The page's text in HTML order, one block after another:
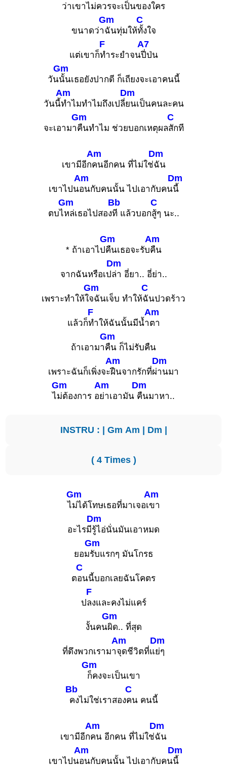
ว่าเขาไม่ควรจะเป็นของใคร
ขนาดว่า
Gm
ฉันทุ่มให้
C
ทั้งใจ
แต่เขาก็
F
ทำระยำจน
A7
ปี่ป่น
วัน
Gm
นั้นเธอยังปากดี ก็เถียงจะเอาคนนี้
วันนี้
Am
ทำไมทำไมถึงเปลี่
Dm
ยนเป็นคนละคน
จะเอามา
Gm
คืนทำไม ช่วยบอกเหตุผล
C
สักที
เขามีอีก
Am
คนอีกคน ที่ไม่ใช่
Dm
ฉัน
เขาไปน
Am
อนกับคนนั้น ไปเอากับคน
Dm
นี้
ตบไ
Gm
หล่เธอไปสอง
Bb
ที แล้วบอก
C
สู้ๆ นะ..
* ถ้าเอาไป
Gm
คืนเธอจะรับ
Am
คืน
จากฉันหรือเป
Dm
ล่า อี่ยา.. อี่ย่า..
เพราะทำให้ใ
Gm
จฉันเจ็บ ทำให้
C
ฉันปวดร้าว
แล้วก็
F
ทำให้ฉันนั้นมีน้ำ
Am
ตา
ถ้าเอามา
Gm
คืน ก็ไม่รับคืน
เพราะฉันก็เพิ่งจะ
Am
ฝืนจากรักที่ผ่
Dm
านมา
ไ
Gm
ม่ต้องการ อ
Am
ย่าเอามัน
Dm
คืนมาหา..
INSTRU : | Gm Am | Dm |
( 4 Times )
ไ
Gm
ม่ได้โทษเธอที่มาเจอเ
Am
ขา
อะไรมี
Dm
รู้ไอ่นั่นมันเอาหมด
ยอม
Gm
รับแรกๆ มันโกรธ
ต
C
อนนี้บอกเลยฉันโคตร
ป
F
ลงและคงไม่แคร์
งั้นคน
Gm
ผิด.. ที่สุด
ที่ดึงพวกเรามา
Am
จุดชีวิตที่แ
Dm
ย่ๆ
Gm
ก็คงจะเป็นเขา
Bb
คงไม่ใช่เราสอง
C
คน คนนี้
เขามีอีก
Am
คน อีกคน ที่ไม่ใช่
Dm
ฉัน
เขาไปน
Am
อนกับคนนั้น ไปเอากับคน
Dm
นี้